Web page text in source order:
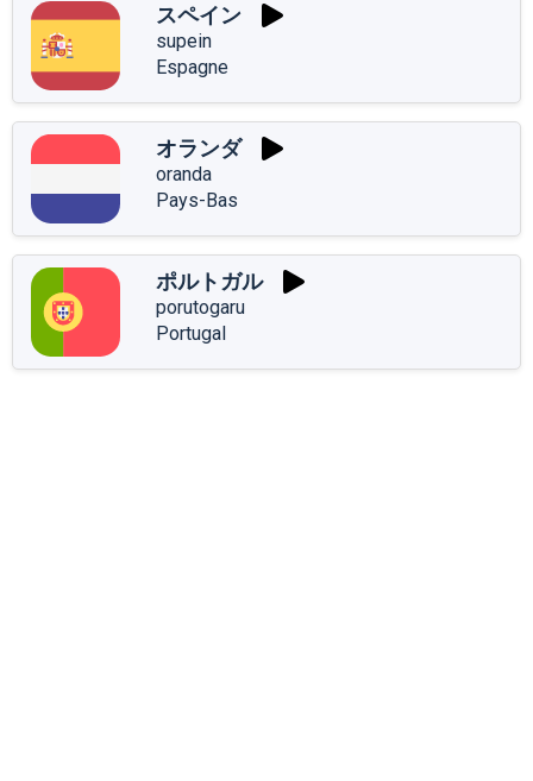
スペイン
supein
Espagne
オランダ
oranda
Pays-Bas
ポルトガル
porutogaru
Portugal